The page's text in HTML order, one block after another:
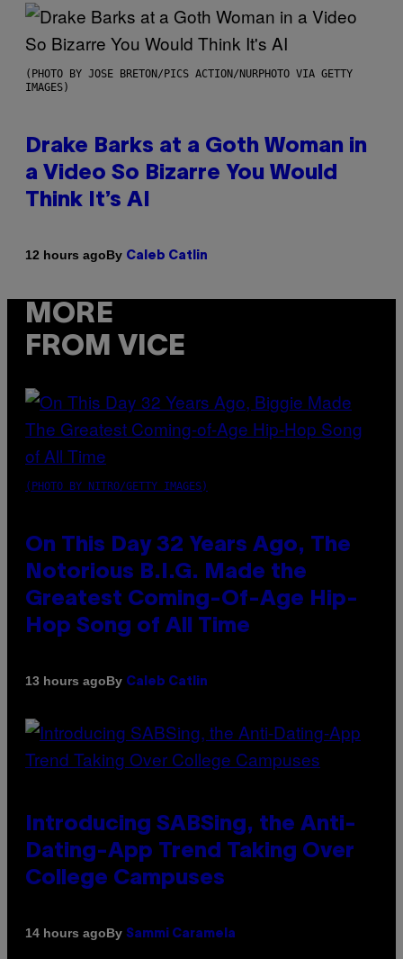
(PHOTO BY JOSE BRETON/PICS ACTION/NURPHOTO VIA GETTY
IMAGES)
Drake Barks at a Goth Woman in
a Video So Bizarre You Would
Think It’s AI
12 hours agoBy Caleb Catlin
MORE
FROM VICE
(PHOTO BY NITRO/GETTY IMAGES)
On This Day 32 Years Ago, The
Notorious B.I.G. Made the
Greatest Coming-Of-Age Hip-
Hop Song of All Time
13 hours agoBy Caleb Catlin
Introducing SABSing, the Anti-
Dating-App Trend Taking Over
College Campuses
14 hours agoBy Sammi Caramela